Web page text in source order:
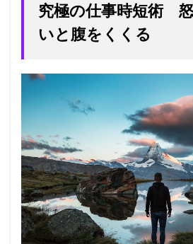
究極の仕事時短術
いと腹をくくる